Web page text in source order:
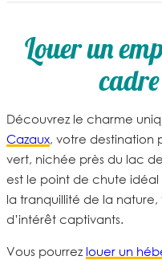
Louer un
Découvrez le charme
Cazaux, votre destination
vert, nichée près du lac
est le point de chute idéal
la tranquillité de la
d’intérêt captivants.
Vous pourrez louer un